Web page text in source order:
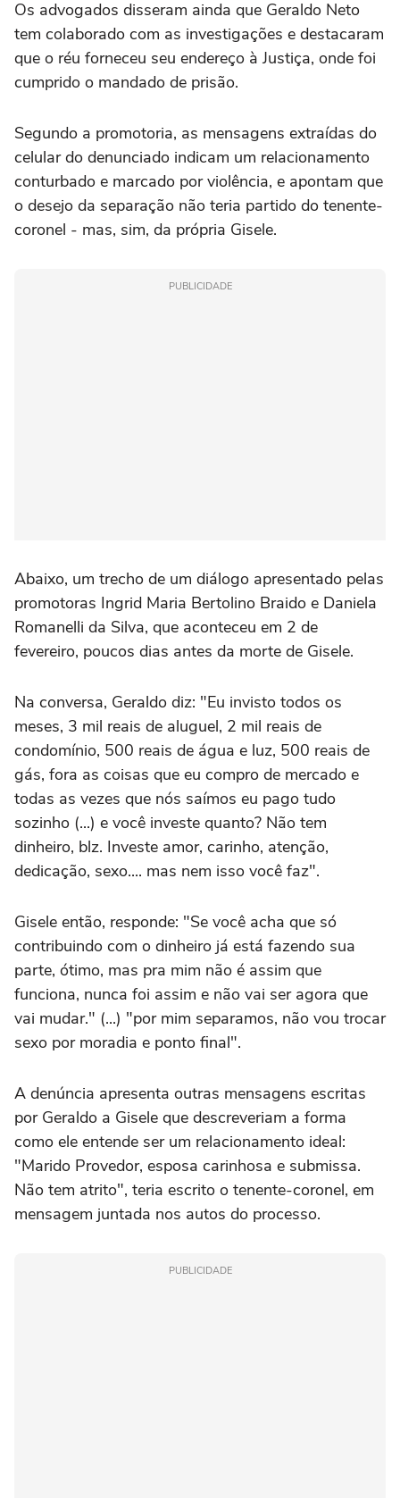
Os advogados disseram ainda que Geraldo Neto
tem colaborado com as investigações e destacaram
que o réu forneceu seu endereço à Justiça, onde foi
cumprido o mandado de prisão.
Segundo a promotoria, as mensagens extraídas do
celular do denunciado indicam um relacionamento
conturbado e marcado por violência, e apontam que
o desejo da separação não teria partido do tenente-
coronel - mas, sim, da própria Gisele.
PUBLICIDADE
Abaixo, um trecho de um diálogo apresentado pelas
promotoras Ingrid Maria Bertolino Braido e Daniela
Romanelli da Silva, que aconteceu em 2 de
fevereiro, poucos dias antes da morte de Gisele.
Na conversa, Geraldo diz: "Eu invisto todos os
meses, 3 mil reais de aluguel, 2 mil reais de
condomínio, 500 reais de água e luz, 500 reais de
gás, fora as coisas que eu compro de mercado e
todas as vezes que nós saímos eu pago tudo
sozinho (...) e você investe quanto? Não tem
dinheiro, blz. Investe amor, carinho, atenção,
dedicação, sexo.... mas nem isso você faz".
Gisele então, responde: "Se você acha que só
contribuindo com o dinheiro já está fazendo sua
parte, ótimo, mas pra mim não é assim que
funciona, nunca foi assim e não vai ser agora que
vai mudar." (...) "por mim separamos, não vou trocar
sexo por moradia e ponto final".
A denúncia apresenta outras mensagens escritas
por Geraldo a Gisele que descreveriam a forma
como ele entende ser um relacionamento ideal:
"Marido Provedor, esposa carinhosa e submissa.
Não tem atrito", teria escrito o tenente-coronel, em
mensagem juntada nos autos do processo.
PUBLICIDADE